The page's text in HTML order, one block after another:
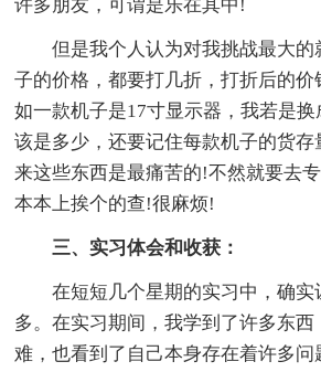
许多朋友，可谓是乐在其中!
但是我个人认为对我挑战最大的
子的价格，都要打几折，打折后的价
如一款机子是17寸显示器，我若是
该是多少，还要记住每款机子的货
来这些东西是最痛苦的!不然就要去
本本上挨个的查!很麻烦!
三、实习体会和收获：
在短短几个星期的实习中，确实
多。在实习期间，我学到了许多东西
难，也看到了自己本身存在着许多问